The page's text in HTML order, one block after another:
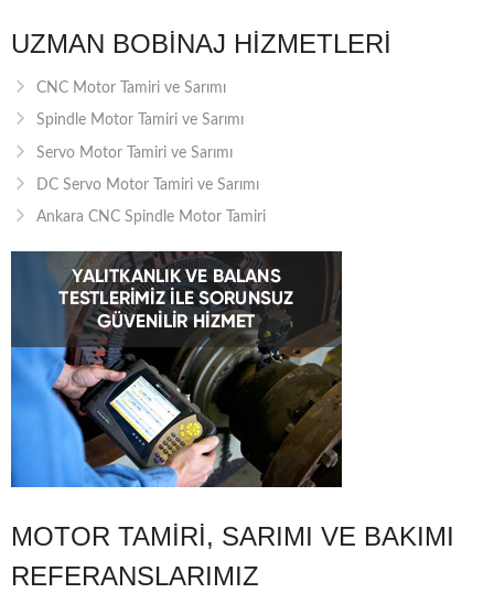
UZMAN BOBINAJ HIZMETLERI
CNC Motor Tamiri ve Sarımı
Spindle Motor Tamiri ve Sarımı
Servo Motor Tamiri ve Sarımı
DC Servo Motor Tamiri ve Sarımı
Ankara CNC Spindle Motor Tamiri
MOTOR TAMIRI, SARIMI VE BAKIMI
REFERANSLARIMIZ